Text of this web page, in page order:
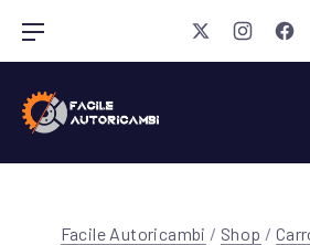
Navigazione barra
New Window
New
Facile Autoricambi / Shop /